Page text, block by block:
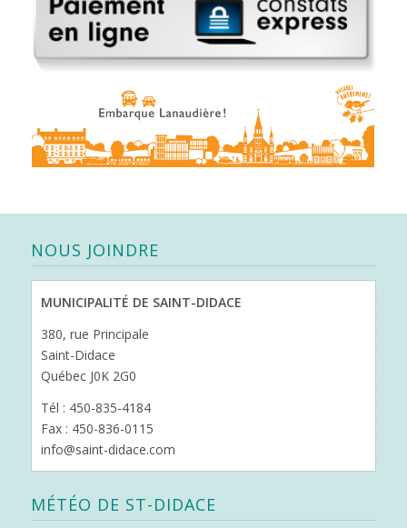
NOUS JOINDRE
MUNICIPALITÉ DE SAINT-DIDACE
380, rue Principale
Saint-Didace
Québec J0K 2G0
Tél : 450-835-4184
Fax : 450-836-0115
info@saint-didace.com
MÉTÉO DE ST-DIDACE